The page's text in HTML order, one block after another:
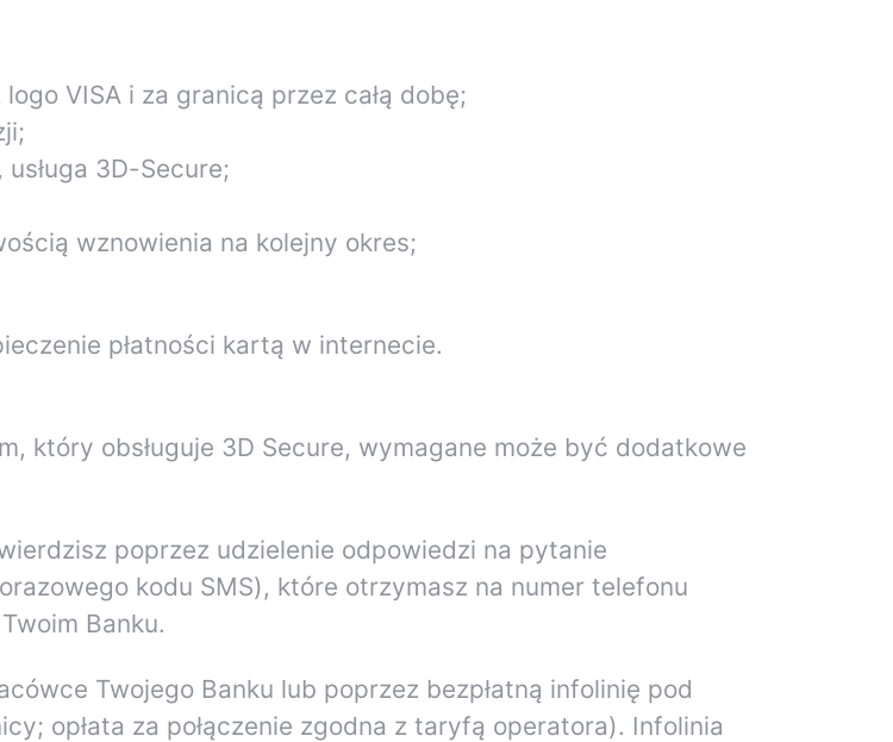
VISA i za granicą przez całą dobę;
3D-Secure;
wznowienia na kolejny okres;
płatności kartą w internecie.
który obsługuje 3D Secure, wymagane może być dodatkowe
poprzez udzielenie odpowiedzi na pytanie
kodu SMS), które otrzymasz na numer telefonu
Banku.
Twojego Banku lub poprzez bezpłatną infolinię pod
opłata za połączenie zgodna z taryfą operatora). Infolinia